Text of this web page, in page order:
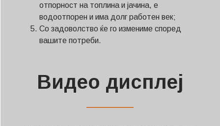
отпорност на топлина и јачина, е
водоотпорен и има долг работен век;
Со задоволство ќе го измениме според
вашите потреби.
Видео дисплеј
——————